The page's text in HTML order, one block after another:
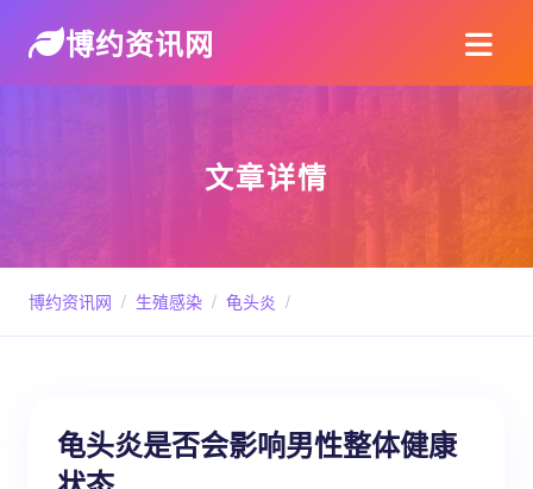
博约资讯网
文章详情
博约资讯网 / 生殖感染 / 龟头炎 /
龟头炎是否会影响男性整体健康